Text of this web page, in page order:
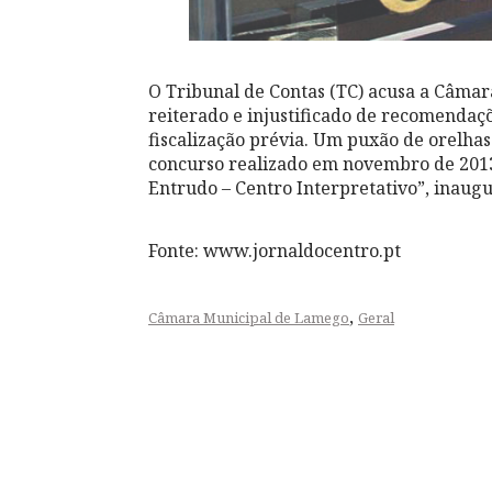
O Tribunal de Contas (TC) acusa a
reiterado e injustificado de
fiscalização prévia. Um puxão de
concurso realizado em novembro de
Entrudo – Centro Interpretativo”,
Fonte: www.jornaldocentro.pt
Câmara Municipal de Lamego, Geral